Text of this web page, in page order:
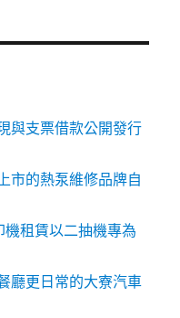
與支票借款公開發行
市的熱泵維修品牌自
租賃以二抽機專為
廳更日常的大寮汽車